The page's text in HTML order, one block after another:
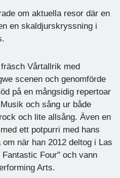
om aktuella resor där en
en skaldjurskryssning i
Vårtallrik med
scenen och genomförde
på en mångsidig repertoar
och sång ur både
och lite allsång. Även en
ett potpurri med hans
när han 2012 deltog i Las
Four" och vann
Arts.